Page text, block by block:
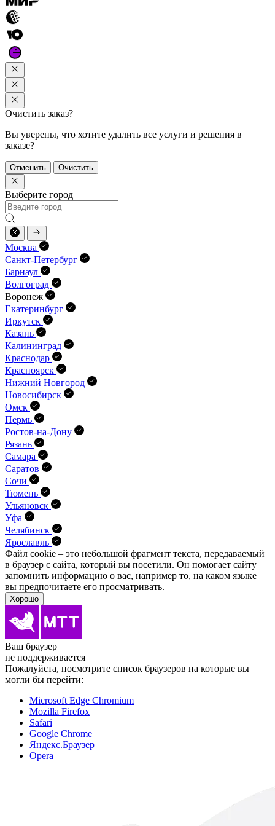
Очистить заказ?
Вы уверены, что хотите удалить все услуги и решения в
заказе?
Отменить Очистить
Выберите город
Москва
Санкт-Петербург
Барнаул
Волгоград
Воронеж
Екатеринбург
Иркутск
Казань
Калининград
Краснодар
Красноярск
Нижний Новгород
Новосибирск
Омск
Пермь
Ростов-на-Дону
Рязань
Самара
Саратов
Сочи
Тюмень
Ульяновск
Уфа
Челябинск
Ярославль
Файл cookie – это небольшой фрагмент текста, передава­емый
в браузер с сайта, который вы посетили. Он помо­гает сайту
запомнить информацию о вас, например то, на каком языке
вы предпочитаете его просматривать.
Хорошо
Ваш браузер
не поддерживается
Пожалуйста, посмотрите список браузеров на которые вы
могли бы перейти:
Microsoft Edge Chromium
Mozilla Firefox
Safari
Google Chrome
Яндекс.Браузер
Opera